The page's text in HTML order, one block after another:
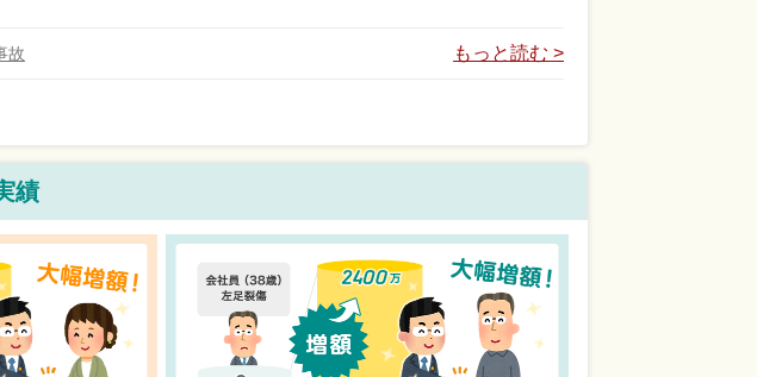
故 もっと読む >
績